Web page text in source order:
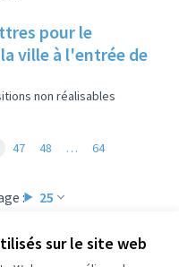
sur le site web
pour le
ville à l'entrée de
non réalisables
: 25
47 48 … 64